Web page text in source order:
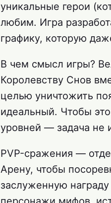
уникальные герои
любим. Игра
графику, которую
В чем смысл игры?
Королевству Снов
целью уничтожить
идеальный. Чтобы
уровней — задача не
PVP-сражения —
Арену, чтобы
заслуженную